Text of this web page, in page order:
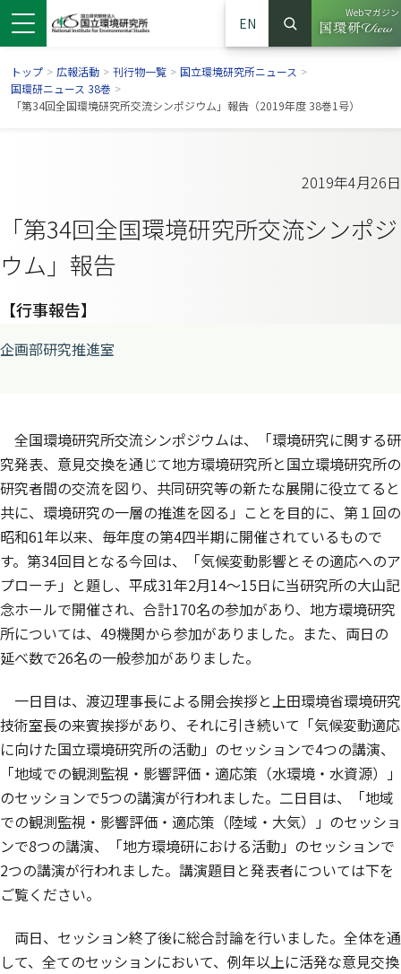
ウで開きます）
ンドウで開きます）
ウインドウで開きます）
EN
サイト内検索
検索
Webマガジン
（別ウイ
トップ > 広報活動 > 刊行物一覧 > 国立環境研究所ニュース >
国環研ニュース 38巻 >
「第34回全国環境研究所交流シンポジウム」報告（2019年度 38巻1号）
2019年4月26日
「第34回全国環境研究所交流シンポジ
ウム」報告
【行事報告】
企画部研究推進室
全国環境研究所交流シンポジウムは、「環境研究に関する研
究発表、意見交換を通じて地方環境研究所と国立環境研究所の
研究者間の交流を図り、共同研究等の新たな展開に役立てると
共に、環境研究の一層の推進を図る」ことを目的に、第１回の
昭和61年以来、毎年度の第4四半期に開催されているもので
す。第34回目となる今回は、「気候変動影響とその適応へのア
プローチ」と題し、平成31年2月14～15日に当研究所の大山記
念ホールで開催され、合計170名の参加があり、地方環境研究
所については、49機関から参加がありました。また、両日の
延べ数で26名の一般参加がありました。
一日目は、渡辺理事長による開会挨拶と上田環境省環境研究
技術室長の来賓挨拶があり、それに引き続いて「気候変動適応
に向けた国立環境研究所の活動」のセッションで4つの講演、
「地域での観測監視・影響評価・適応策（水環境・水資源）」
のセッションで5つの講演が行われました。二日目は、「地域
での観測監視・影響評価・適応策（陸域・大気）」のセッショ
ンで8つの講演、「地方環境研における活動」のセッションで
2つの講演が行われました。講演題目と発表者については下を
ご覧ください。
両日、セッション終了後に総合討論を行いました。全体を通
して、全てのセッションにおいて、例年以上に活発な意見交換